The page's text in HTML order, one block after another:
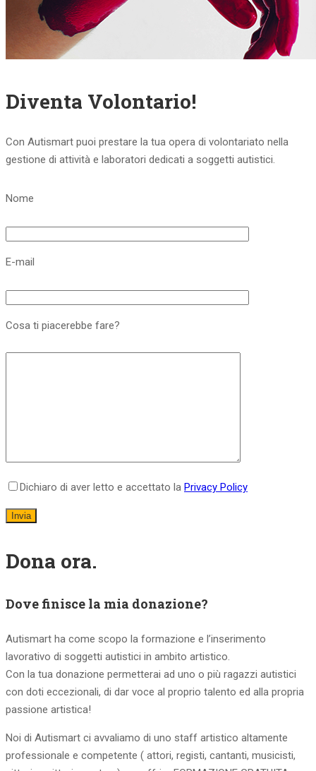
Diventa Volontario!
Con Autismart puoi prestare la tua opera di volontariato nella
gestione di attività e laboratori dedicati a soggetti autistici.
Nome
E-mail
Cosa ti piacerebbe fare?
Dichiaro di aver letto e accettato la Privacy Policy
Dona ora.
Dove finisce la mia donazione?
Autismart ha come scopo la formazione e l’inserimento
lavorativo di soggetti autistici in ambito artistico.
Con la tua donazione permetterai ad uno o più ragazzi autistici
con doti eccezionali, di dar voce al proprio talento ed alla propria
passione artistica!
Noi di Autismart ci avvaliamo di uno staff artistico altamente
professionale e competente ( attori, registi, cantanti, musicisti,